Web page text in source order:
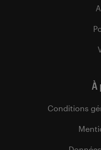
À
Conditions